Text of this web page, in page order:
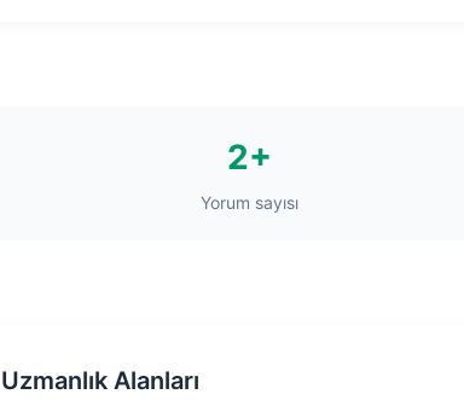
2+
Yorum sayısı
Uzmanlık Alanları